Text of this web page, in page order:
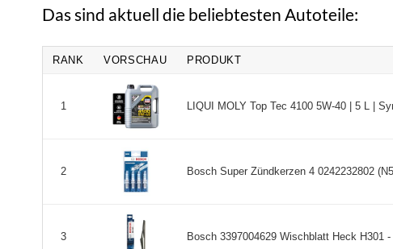
Das sind aktuell die beliebtesten Autoteile:
RANK VORSCHAU PRODUKT
1 LIQUI MOLY Top Tec 4100 5W-40 | 5 L |
2 Bosch Super Zündkerzen 4 0242232802
3 Bosch 3397004629 Wischblatt Heck H301 -